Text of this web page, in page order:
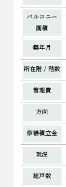
バルコニー
面積
築年月
所在階 / 階数
管理費
方向
修繕積立金
現況
総戸数